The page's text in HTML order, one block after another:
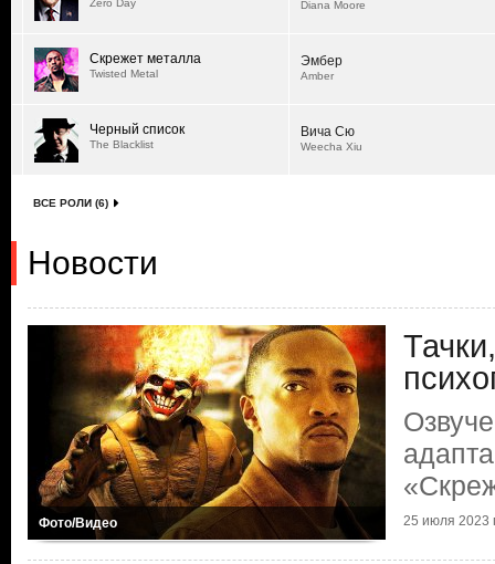
Zero Day Diana Moore
Скрежет металла
Twisted Metal
Эмбер
Amber
Черный список
The Blacklist
Вича Сю
Weecha Xiu
ВСЕ РОЛИ (6)
Новости
Фото/Видео 25 июля 2023